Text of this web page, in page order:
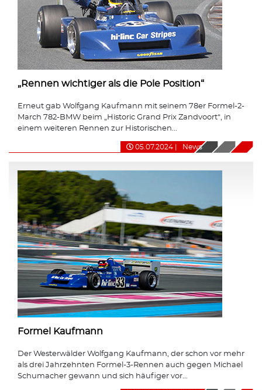
„Rennen wichtiger als die Pole Position“
Erneut gab Wolfgang Kaufmann mit seinem 78er Formel-2-
March 782-BMW beim „Historic Grand Prix Zandvoort“, in
einem weiteren Rennen zur Historischen...
05.07.2024 News
Formel Kaufmann
Der Westerwälder Wolfgang Kaufmann, der schon vor mehr
als drei Jahrzehnten Formel-3-Rennen auch gegen Michael
Schumacher gewann und sich häufiger vor...